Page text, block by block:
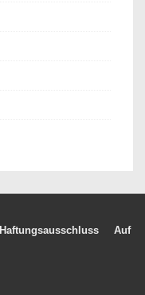
Haftungsausschluss
Auf